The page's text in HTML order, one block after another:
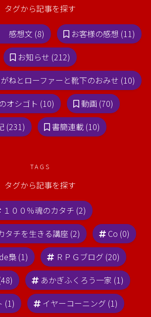
タグから記事を探す
感想文 (8)
お客様の感想 (11)
お知らせ (212)
ねとローファーと靴下のおみせ (10)
オシゴト (10)
動画 (70)
(231)
書簡連載 (10)
TAGS
タグから記事を探す
１００％魂のカタチ (2)
タチを生きる講座 (2)
Co (0)
梟 (1)
ＲＰＧブログ (20)
あかぎふくろう一家 (1)
(1)
イヤーコーニング (1)